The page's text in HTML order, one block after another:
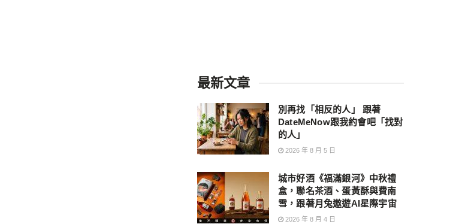
最新文章
別再找「相反的人」 跟著
DateMeNow跟我約會吧「找對
的人」
2026 年 8 月 5 日
城市好酒《福滿銀河》中秋禮
盒，聯名茶酒、蛋黃酥與費南
雪，跟著月兔遨遊AI星際宇宙
2026 年 8 月 4 日